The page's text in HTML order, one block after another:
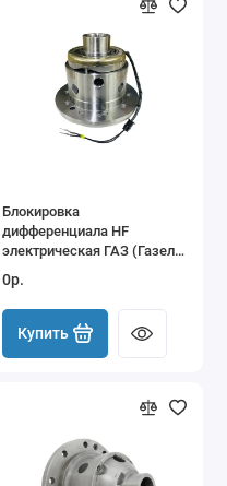
Блокировка
дифференциала HF
электрическая ГАЗ (Газель,
0р.
Купить